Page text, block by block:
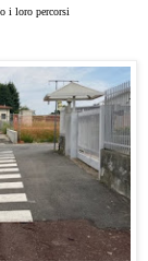
i loro percorsi